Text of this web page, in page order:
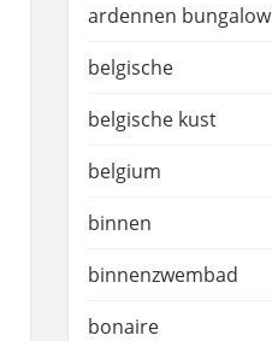
ardennen bungalow
belgische
belgische kust
belgium
binnen
binnenzwembad
bonaire